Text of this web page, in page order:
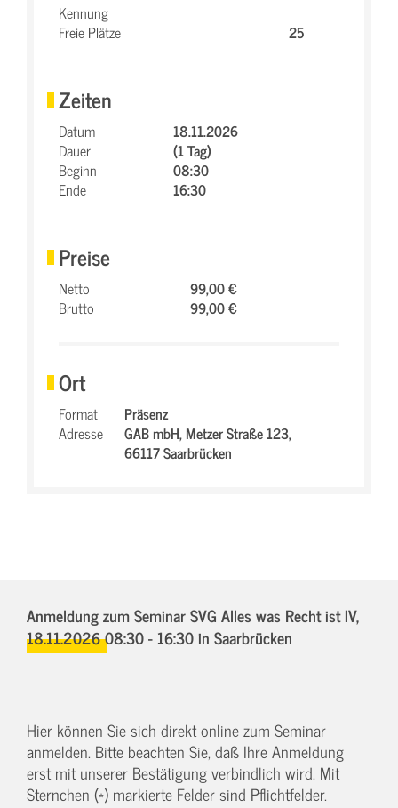
Kennung
Freie Plätze
25
Zeiten
Datum
18.11.2026
Dauer
(1 Tag)
Beginn
08:30
Ende
16:30
Preise
Netto
99,00 €
Brutto
99,00 €
Ort
Format
Präsenz
Adresse
GAB mbH,Metzer Straße 123,
66117 Saarbrücken
Anmeldung zum Seminar SVG Alles was Recht ist IV,
18.11.2026 08:30 - 16:30in Saarbrücken
Hier können Sie sich direkt online zum Seminar
anmelden. Bitte beachten Sie, daß Ihre Anmeldung
erst mit unserer Bestätigung verbindlich wird. Mit
Sternchen (*) markierte Felder sind Pflichtfelder.